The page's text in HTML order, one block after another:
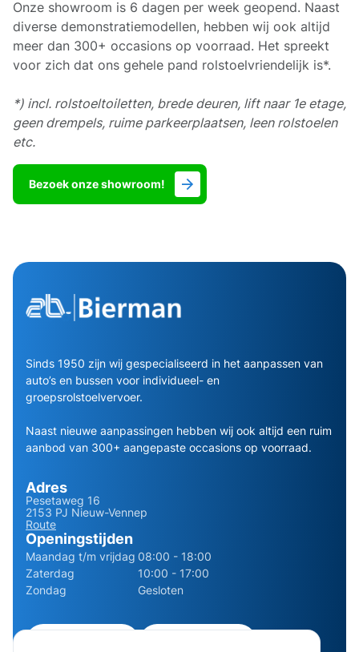
Onze showroom is 6 dagen per week geopend. Naast
diverse demonstratiemodellen, hebben wij ook altijd
meer dan 300+ occasions op voorraad. Het spreekt
voor zich dat ons gehele pand rolstoelvriendelijk is*.
*) incl. rolstoeltoiletten, brede deuren, lift naar 1e etage,
geen drempels, ruime parkeerplaatsen, leen rolstoelen
etc.
Bezoek onze showroom!
Sinds 1950 zijn wij gespecialiseerd in het aanpassen van
auto’s en bussen voor individueel- en
groepsrolstoelvervoer.
Naast nieuwe aanpassingen hebben wij ook altijd een ruim
aanbod van 300+ aangepaste occasions op voorraad.
Adres
Pesetaweg 16
2153 PJ Nieuw-Vennep
Route
Openingstijden
Maandag t/m vrijdag 08:00 - 18:00
Zaterdag
10:00 - 17:00
Zondag
Gesloten